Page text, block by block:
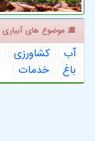
موضوع های آبیاری
آب كشاورزی
باغ
خدمات